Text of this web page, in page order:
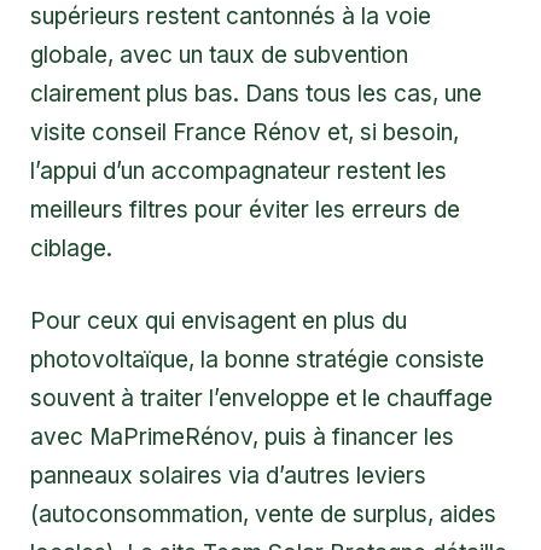
supérieurs restent cantonnés à la voie
globale, avec un taux de subvention
clairement plus bas. Dans tous les cas, une
visite conseil France Rénov et, si besoin,
l’appui d’un accompagnateur restent les
meilleurs filtres pour éviter les erreurs de
ciblage.
Pour ceux qui envisagent en plus du
photovoltaïque, la bonne stratégie consiste
souvent à traiter l’enveloppe et le chauffage
avec MaPrimeRénov, puis à financer les
panneaux solaires via d’autres leviers
(autoconsommation, vente de surplus, aides